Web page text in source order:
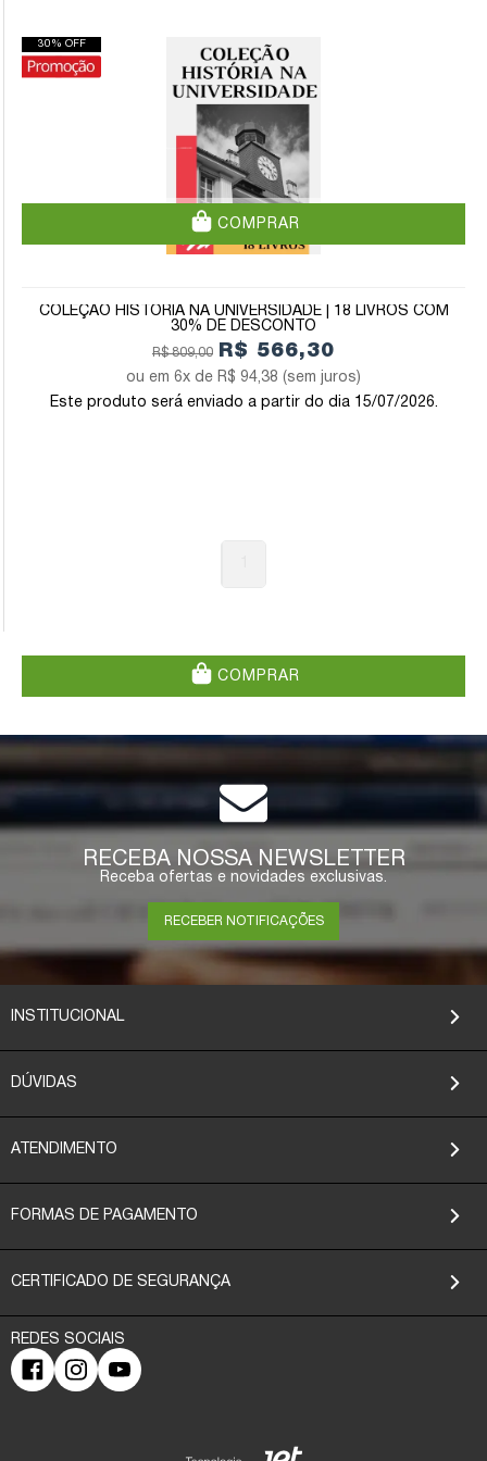
COMPRAR
30% OFF
COLEÇÃO HISTÓRIA NA UNIVERSIDADE | 18 LIVROS COM
30% DE DESCONTO
R$ 809,00 R$ 566,30
6x de R$ 94,38 (sem juros)
Este produto será enviado a partir do dia 15/07/2026.
COMPRAR
RECEBA NOSSA NEWSLETTER
Receba ofertas e novidades exclusivas.
RECEBER NOTIFICAÇÕES
INSTITUCIONAL
DÚVIDAS
ATENDIMENTO
FORMAS DE PAGAMENTO
CERTIFICADO DE SEGURANÇA